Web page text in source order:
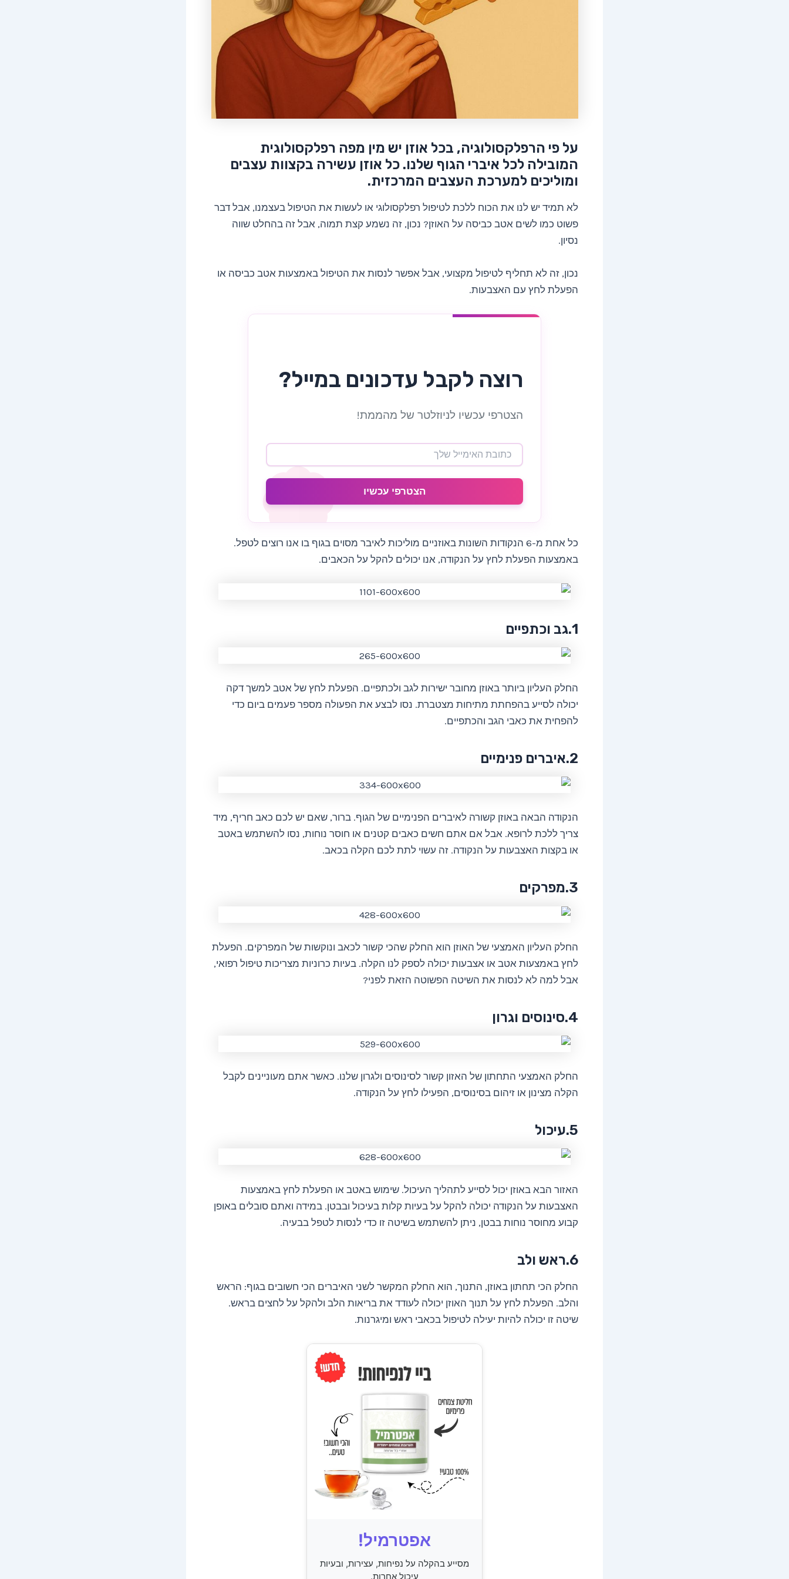
על פי הרפלקסולוגיה, בכל אוזן יש מין מפה רפלקסולוגית
המובילה לכל איברי הגוף שלנו. כל אוזן עשירה בקצוות עצבים
ומוליכים למערכת העצבים המרכזית.
לא תמיד יש לנו את הכוח ללכת לטיפול רפלקסולוגי או לעשות את הטיפול בעצמנו, אבל דבר
פשוט כמו לשים אטב כביסה על האוזן? נכון, זה נשמע קצת תמוה, אבל זה בהחלט שווה
נסיון.
נכון, זה לא תחליף לטיפול מקצועי, אבל אפשר לנסות את הטיפול באמצעות אטב כביסה או
הפעלת לחץ עם האצבעות.
רוצה לקבל עדכונים במייל?
הצטרפי עכשיו לניוזלטר של מהממת!
הצטרפי עכשיו
כל אחת מ-6 הנקודות השונות באוזניים מוליכות לאיבר מסוים בגוף בו אנו רוצים לטפל.
באמצעות הפעלת לחץ על הנקודה, אנו יכולים להקל על הכאבים.
1.גב וכתפיים
החלק העליון ביותר באוזן מחובר ישירות לגב ולכתפיים. הפעלת לחץ של אטב למשך דקה
יכולה לסייע בהפחתת מתיחות מצטברת. נסו לבצע את הפעולה מספר פעמים ביום כדי
להפחית את כאבי הגב והכתפיים.
2.איברים פנימיים
הנקודה הבאה באוזן קשורה לאיברים הפנימיים של הגוף. ברור, שאם יש לכם כאב חריף, מיד
צריך ללכת לרופא. אבל אם אתם חשים כאבים קטנים או חוסר נוחות, נסו להשתמש באטב
או בקצות האצבעות על הנקודה. זה עשוי לתת לכם הקלה בכאב.
3.מפרקים
החלק העליון האמצעי של האוזן הוא החלק שהכי קשור לכאב ונוקשות של המפרקים. הפעלת
לחץ באמצעות אטב או אצבעות יכולה לספק לנו הקלה. בעיות כרוניות מצריכות טיפול רפואי,
אבל למה לא לנסות את השיטה הפשוטה הזאת לפני?
4.סינוסים וגרון
החלק האמצעי התחתון של האזון קשור לסינוסים ולגרון שלנו. כאשר אתם מעוניינים לקבל
הקלה מצינון או זיהום בסינוסים, הפעילו לחץ על הנקודה.
5.עיכול
האזור הבא באוזן יכול לסייע לתהליך העיכול. שימוש באטב או הפעלת לחץ באמצעות
האצבעות על הנקודה יכולה להקל על בעיות קלות בעיכול ובבטן. במידה ואתם סובלים באופן
קבוע מחוסר נוחות בבטן, ניתן להשתמש בשיטה זו כדי לנסות לטפל בבעיה.
6.ראש ולב
החלק הכי תחתון באוזן, התנוך, הוא החלק המקשר לשני האיברים הכי חשובים בגוף: הראש
והלב. הפעלת לחץ על תנוך האוזן יכולה לעודד את בריאות הלב ולהקל על לחצים בראש.
שיטה זו יכולה להיות יעילה לטיפול בכאבי ראש ומיגרנות.
אפטרמיל!
מסייע בהקלה על נפיחות, עצירות, ובעיות
עיכול אחרות.